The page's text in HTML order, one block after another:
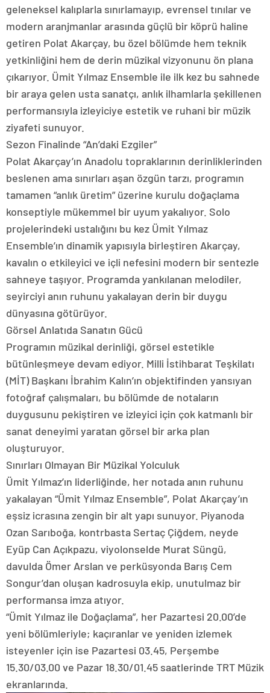
geleneksel kalıplarla sınırlamayıp, evrensel tınılar ve
modern aranjmanlar arasında güçlü bir köprü haline
getiren Polat Akarçay, bu özel bölümde hem teknik
yetkinliğini hem de derin müzikal vizyonunu ön plana
çıkarıyor. Ümit Yılmaz Ensemble ile ilk kez bu sahnede
bir araya gelen usta sanatçı, anlık ilhamlarla şekillenen
performansıyla izleyiciye estetik ve ruhani bir müzik
ziyafeti sunuyor.
Sezon Finalinde “An’daki Ezgiler”
Polat Akarçay’ın Anadolu topraklarının derinliklerinden
beslenen ama sınırları aşan özgün tarzı, programın
tamamen “anlık üretim” üzerine kurulu doğaçlama
konseptiyle mükemmel bir uyum yakalıyor. Solo
projelerindeki ustalığını bu kez Ümit Yılmaz
Ensemble’ın dinamik yapısıyla birleştiren Akarçay,
kavalın o etkileyici ve içli nefesini modern bir sentezle
sahneye taşıyor. Programda yankılanan melodiler,
seyirciyi anın ruhunu yakalayan derin bir duygu
dünyasına götürüyor.
Görsel Anlatıda Sanatın Gücü
Programın müzikal derinliği, görsel estetikle
bütünleşmeye devam ediyor. Milli İstihbarat Teşkilatı
(MİT) Başkanı İbrahim Kalın’ın objektifinden yansıyan
fotoğraf çalışmaları, bu bölümde de notaların
duygusunu pekiştiren ve izleyici için çok katmanlı bir
sanat deneyimi yaratan görsel bir arka plan
oluşturuyor.
Sınırları Olmayan Bir Müzikal Yolculuk
Ümit Yılmaz’ın liderliğinde, her notada anın ruhunu
yakalayan “Ümit Yılmaz Ensemble”, Polat Akarçay’ın
eşsiz icrasına zengin bir alt yapı sunuyor. Piyanoda
Ozan Sarıboğa, kontrbasta Sertaç Çiğdem, neyde
Eyüp Can Açıkpazu, viyolonselde Murat Süngü,
davulda Ömer Arslan ve perküsyonda Barış Cem
Songur’dan oluşan kadrosuyla ekip, unutulmaz bir
performansa imza atıyor.
“Ümit Yılmaz ile Doğaçlama”, her Pazartesi 20.00’de
yeni bölümleriyle; kaçıranlar ve yeniden izlemek
isteyenler için ise Pazartesi 03.45, Perşembe
15.30/03.00 ve Pazar 18.30/01.45 saatlerinde TRT Müzik
ekranlarında.